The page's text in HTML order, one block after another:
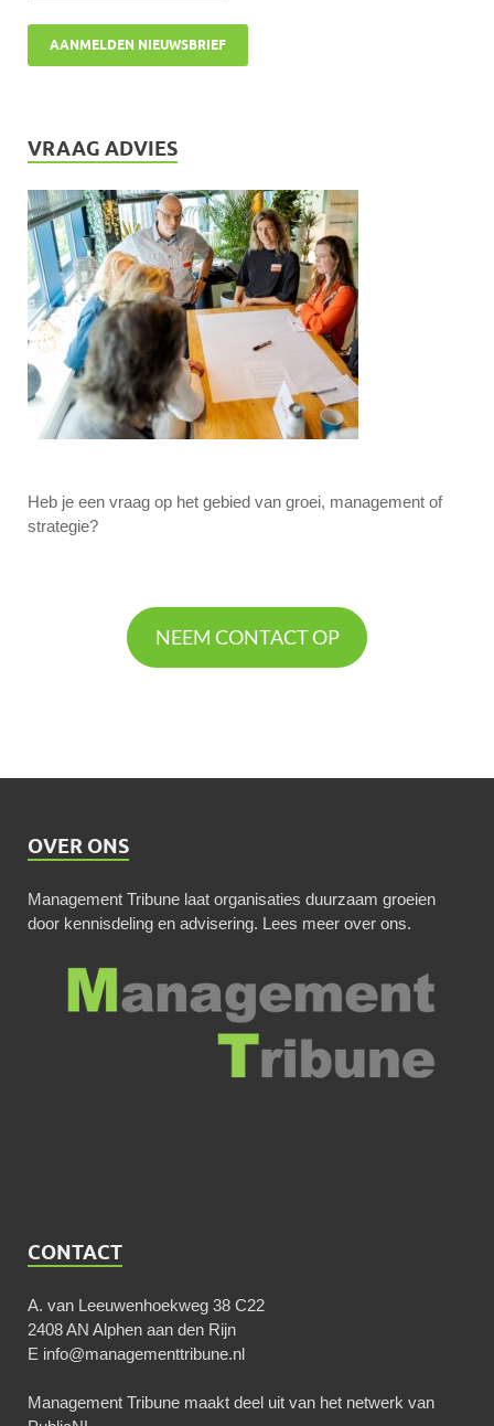
VRAAG ADVIES
Heb je een vraag op het gebied van groei, management of
strategie?
NEEM CONTACT OP
OVER ONS
Management Tribune laat organisaties duurzaam groeien
door kennisdeling en advisering. Lees meer over ons.
CONTACT
A. van Leeuwenhoekweg 38 C22
2408 AN Alphen aan den Rijn
E info@managementtribune.nl
Management Tribune maakt deel uit van het netwerk van